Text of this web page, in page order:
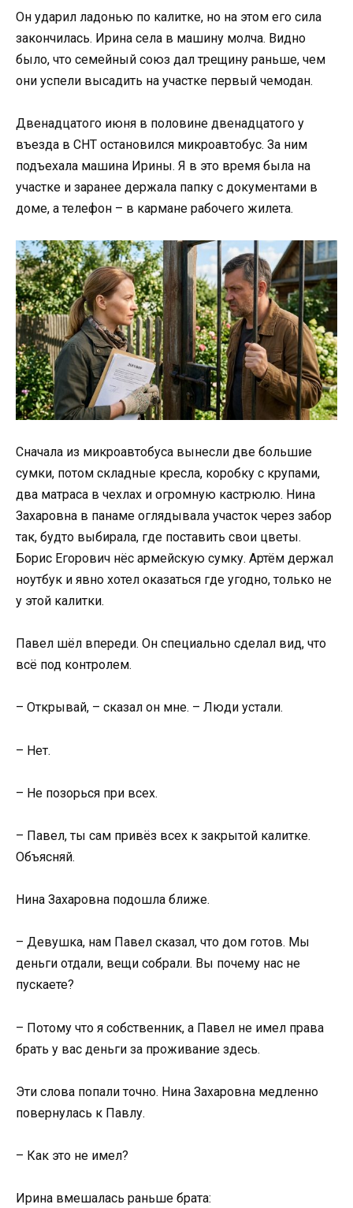
Он ударил ладонью по калитке, но на этом его сила
закончилась. Ирина села в машину молча. Видно
было, что семейный союз дал трещину раньше, чем
они успели высадить на участке первый чемодан.
Двенадцатого июня в половине двенадцатого у
въезда в СНТ остановился микроавтобус. За ним
подъехала машина Ирины. Я в это время была на
участке и заранее держала папку с документами в
доме, а телефон – в кармане рабочего жилета.
Сначала из микроавтобуса вынесли две большие
сумки, потом складные кресла, коробку с крупами,
два матраса в чехлах и огромную кастрюлю. Нина
Захаровна в панаме оглядывала участок через забор
так, будто выбирала, где поставить свои цветы.
Борис Егорович нёс армейскую сумку. Артём держал
ноутбук и явно хотел оказаться где угодно, только не
у этой калитки.
Павел шёл впереди. Он специально сделал вид, что
всё под контролем.
– Открывай, – сказал он мне. – Люди устали.
– Нет.
– Не позорься при всех.
– Павел, ты сам привёз всех к закрытой калитке.
Объясняй.
Нина Захаровна подошла ближе.
– Девушка, нам Павел сказал, что дом готов. Мы
деньги отдали, вещи собрали. Вы почему нас не
пускаете?
– Потому что я собственник, а Павел не имел права
брать у вас деньги за проживание здесь.
Эти слова попали точно. Нина Захаровна медленно
повернулась к Павлу.
– Как это не имел?
Ирина вмешалась раньше брата: